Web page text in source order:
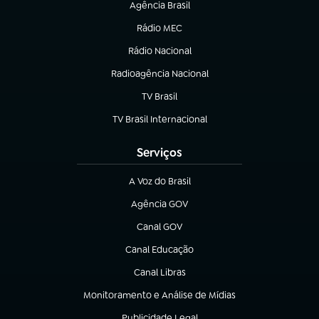
Agência Brasil
(abre em nova aba)
Rádio MEC
(abre em nova aba)
Rádio Nacional
Radioagência Nacional
(abre em nova aba)
TV Brasil
(abre em nova aba)
TV Brasil Internacional
(abre em nova aba)
Serviços
A Voz do Brasil
(abre em nova aba)
Agência GOV
(abre em nova aba)
Canal GOV
(abre em nova aba)
Canal Educação
(abre em nova aba)
Canal Libras
(abre em nova aba)
Monitoramento e Análise de Mídias
(abre em nova aba)